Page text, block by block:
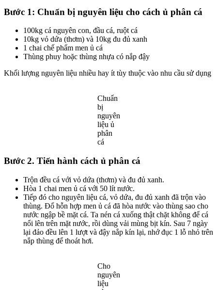
Bước 1: Chuẩn bị nguyên liệu cho cách ủ phân cá
100kg cá nguyên con, đầu cá, ruột cá
10kg vỏ dứa (thơm) và 10kg đu đủ xanh
1 chai chế phẩm men ủ cá
Thùng phuy hoặc thùng nhựa có nắp đậy
Khối lượng nguyên liệu nhiều hay ít tùy thuộc vào nhu cầu sử dụng
Chuẩn
bị
nguyên
liệu ủ
phân
cá
Bước 2. Tiến hành cách ủ phân cá
Trộn đều cá với vỏ dứa (thơm) và đu đủ xanh.
Hòa 1 chai men ủ cá với 50 lít nước.
Tiếp đó cho nguyên liệu cá, vỏ dứa, đu đủ xanh đã trộn vào
thùng. Đổ hỗn hợp men ủ cá đã hòa nước vào thùng sao cho
nước ngập bề mặt cá. Ta nén cá xuống thật chặt không để cá
nổi lên trên mặt nước, rồi dùng vải mùng bịt kín. Sau 7 ngày
lại đảo đều lên 1 lượt và đậy nắp kín lại, nhớ đục 1 lỗ nhỏ trên
nắp thùng để thoát hơi.
Cho
nguyên
liệu